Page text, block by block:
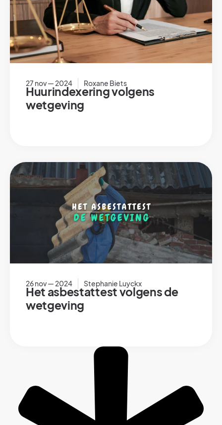
27 nov — 2024 Roxane Biets
Huurindexering volgens
wetgeving
26 nov — 2024 Stephanie Luyckx
Het asbestattest volgens de
wetgeving